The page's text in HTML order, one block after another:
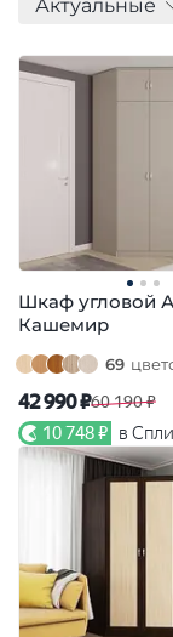
Актуальные
Шкаф угловой
Кашемир
69
42 990 ₽60 190 ₽
10 748 ₽ в